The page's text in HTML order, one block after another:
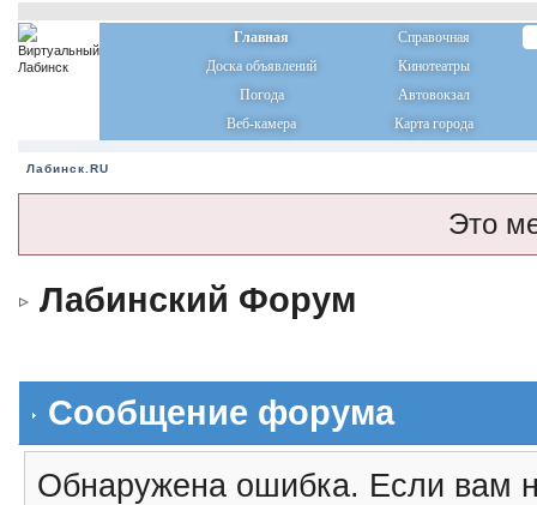
Главная
Справочная
Доска объявлений
Кинотеатры
Погода
Автовокзал
Веб-камера
Карта города
Лабинск.RU
Это
Лабинский Форум
Сообщение форума
Обнаружена ошибка. Если вам